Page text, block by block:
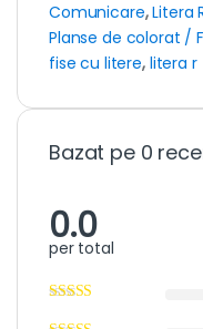
Comunicare,Litera
Planse de colorat /
fise cu litere, litera r
Bazat pe 0
0.0
per total